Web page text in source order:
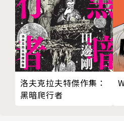
洛夫克拉夫特傑作集：
黑暗爬行者